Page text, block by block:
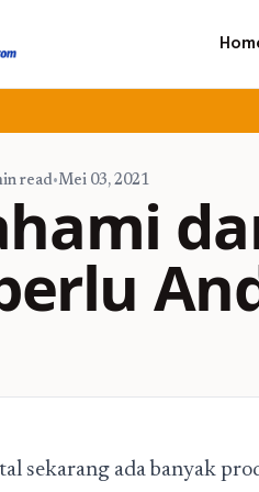
read•Mei 03, 2021
sekarang ada banyak